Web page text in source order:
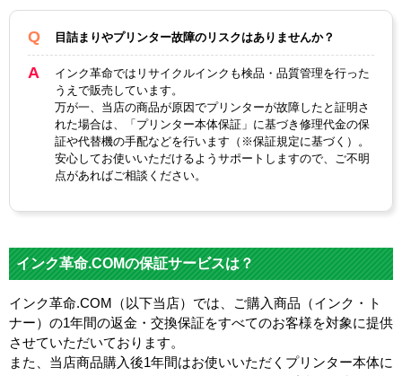
目詰まりやプリンター故障のリスクはありませんか？
インク革命ではリサイクルインクも検品・品質管理を行った
うえで販売しています。
万が一、当店の商品が原因でプリンターが故障したと証明さ
れた場合は、「プリンター本体保証」に基づき修理代金の保
証や代替機の手配などを行います（※保証規定に基づく）。
安心してお使いいただけるようサポートしますので、ご不明
点があればご相談ください。
インク革命.COMの保証サービスは？
インク革命.COM（以下当店）では、ご購入商品（インク・ト
ナー）の1年間の返金・交換保証をすべてのお客様を対象に提供
させていただいております。
また、当店商品購入後1年間はお使いいただくプリンター本体に